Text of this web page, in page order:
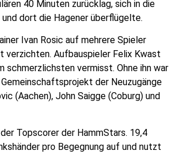
40 Minuten zurücklag, sich in die
dort die Hagener überflügelte.
Ivan Rosic auf mehrere Spieler
verzichten. Aufbauspieler Felix Kwast
schmerzlichsten vermisst. Ohne ihn war
der Neuzugänge
(Aachen), John Saigge (Coburg) und
Topscorer der HammStars. 19,4
pro Begegnung auf und nutzt